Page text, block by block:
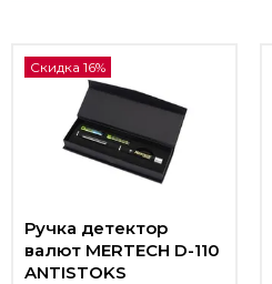
Скидка 16%
Ручка детектор
валют MERTECH D-110
ANTISTOKS